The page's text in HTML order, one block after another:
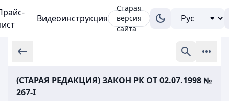
Видеоинструкция
Старая
версия
сайта
(СТАРАЯ РЕДАКЦИЯ) ЗАКОН РК ОТ 02.07.1998 №
267-I